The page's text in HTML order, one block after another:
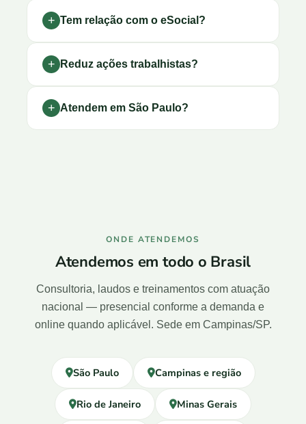
Tem relação com o eSocial?
Reduz ações trabalhistas?
Atendem em São Paulo?
ONDE ATENDEMOS
Atendemos em todo o Brasil
Consultoria, laudos e treinamentos com atuação
nacional — presencial conforme a demanda e
online quando aplicável. Sede em Campinas/SP.
São Paulo Campinas e região
Rio de Janeiro Minas Gerais